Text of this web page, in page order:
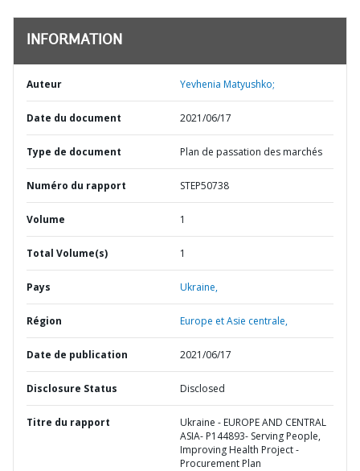
INFORMATION
Auteur Yevhenia Matyushko;
Date du document 2021/06/17
Type de document Plan de passation des marchés
Numéro du rapport STEP50738
Volume 1
Total Volume(s) 1
Pays Ukraine,
Région Europe et Asie centrale,
Date de publication 2021/06/17
Disclosure Status Disclosed
Titre du rapport
Ukraine - EUROPE AND CENTRAL
ASIA- P144893- Serving People,
Improving Health Project -
Procurement Plan